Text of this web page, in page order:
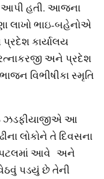
આપી હતી. આજના
લાખો ભાઇ-બહેનોએ
કાર્યાલય
અને પ્રદેશ
વિભીષીકા સ્મૃતિ
ઝડફીયાજીએ આ
લોકોને તે દિવસના
પટલમાં આવે અને
પડયું છે તેની